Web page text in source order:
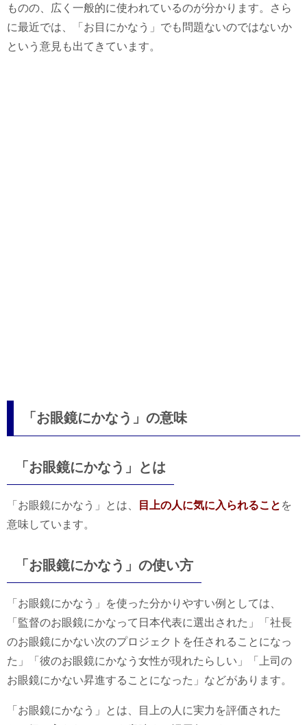
ものの、広く一般的に使われているのが分かります。さら
に最近では、「お目にかなう」でも問題ないのではないか
という意見も出てきています。
「お眼鏡にかなう」の意味
「お眼鏡にかなう」とは
「お眼鏡にかなう」とは、 目上の人に気に入られること を
意味しています。
「お眼鏡にかなう」の使い方
「お眼鏡にかなう」を使った分かりやすい例としては、
「監督のお眼鏡にかなって日本代表に選出された」「社長
のお眼鏡にかない次のプロジェクトを任されることになっ
た」「彼のお眼鏡にかなう女性が現れたらしい」「上司の
お眼鏡にかない昇進することになった」などがあります。
「お眼鏡にかなう」とは、目上の人に実力を評価された